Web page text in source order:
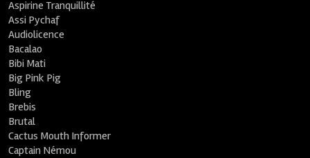
Aspirine Tranquillité
Assi Pychaf
Audiolicence
Bacalao
Bibi Mati
Big Pink Pig
Bling
Brebis
Brutal
Cactus Mouth Informer
Captain Némou